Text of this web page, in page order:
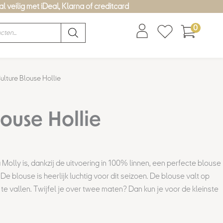
veilig met iDeal, Klarna of creditcard
0
Blouse Hollie
Hollie
Mollyis, dankzij de uitvoering in 100% linnen, een perfecte blouse
De blouse is heerlijk luchtig voor dit seizoen. De blouse valt op
vallen. Twijfel je over twee maten? Dan kun je voor de kleinste